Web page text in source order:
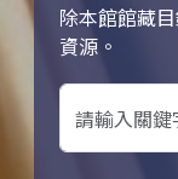
除本館館藏
資源。
關鍵字搜尋